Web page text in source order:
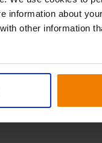
information about
other information
oder